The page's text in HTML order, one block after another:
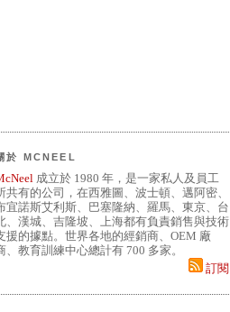
於 MCNEEL
成立於 1980 年，是一家私人及員工
共有的公司，在西雅圖、波士頓、邁阿密、
宜諾斯艾利斯、巴塞隆納、羅馬、東京、台
、漢城、吉隆坡、上海都有負責銷售與技術
援的據點。世界各地的經銷商、OEM 廠
、教育訓練中心總計有 700 多家。
訂閱